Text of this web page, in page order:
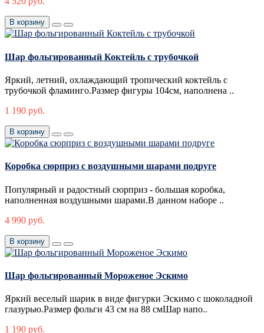
В корзину
Шар фольгированный Коктейль с трубочкой
Яркий, летний, охлаждающий тропический коктейль с
трубочкой фламинго.Размер фигуры 104см, наполнена ..
1 190 руб.
В корзину
Коробка сюрприз с воздушными шарами подруге
Популярный и радостный сюрприз - большая коробка,
наполненная воздушными шарами.В данном наборе ..
4 990 руб.
В корзину
Шар фольгированный Мороженое Эскимо
Яркий веселый шарик в виде фигурки Эскимо с шоколадной
глазурью.Размер фольги 43 см на 88 смШар напо..
1 190 руб.